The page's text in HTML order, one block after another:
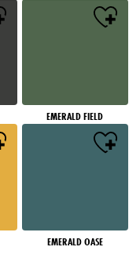
EMERALD FIELD
EMERALD OASE